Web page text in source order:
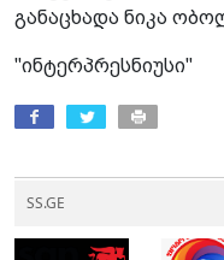
განაცხადა ნიკა
"ინტერპრესნიუსი"
SS.GE